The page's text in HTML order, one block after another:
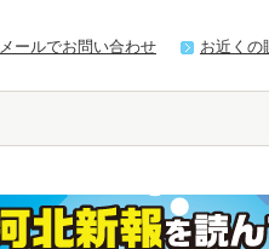
メールでお問い合わせ お近くの